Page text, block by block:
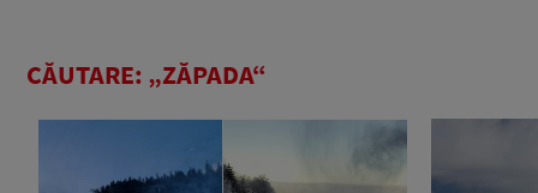
CĂUTARE: „ZĂPADA“
CONCURSURI
PODCAST